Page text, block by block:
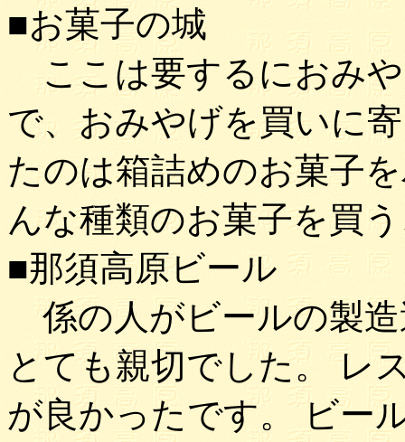
■お菓子の城
ここは要するにおみ
で、おみやげを買いに
たのは箱詰めのお菓子
んな種類のお菓子を買
■那須高原ビール
係の人がビールの製
とても親切でした。 レ
が良かったです。 ビー